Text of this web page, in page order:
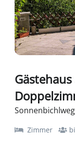
Zimmer